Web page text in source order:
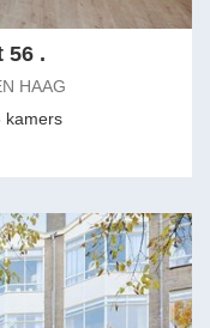
56 .
HAAG
kamers